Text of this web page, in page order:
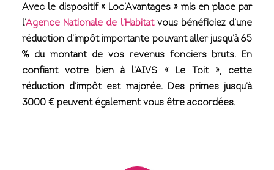
Avec le dispositif « Loc’Avantages » mis en place par
l’Agence Nationale de l’Habitatvous bénéficiez d’une
réduction d’impôt importante pouvant aller jusqu’à 65
% du montant de vos revenus fonciers bruts. En
confiant votre bien à l’AIVS « Le Toit », cette
réduction d’impôt est majorée. Des primes jusqu’à
3000 € peuvent également vous être accordées.